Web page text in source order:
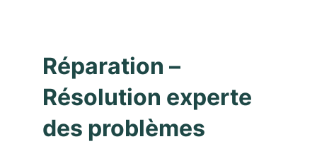
Réparation –
Résolution experte
des problèmes